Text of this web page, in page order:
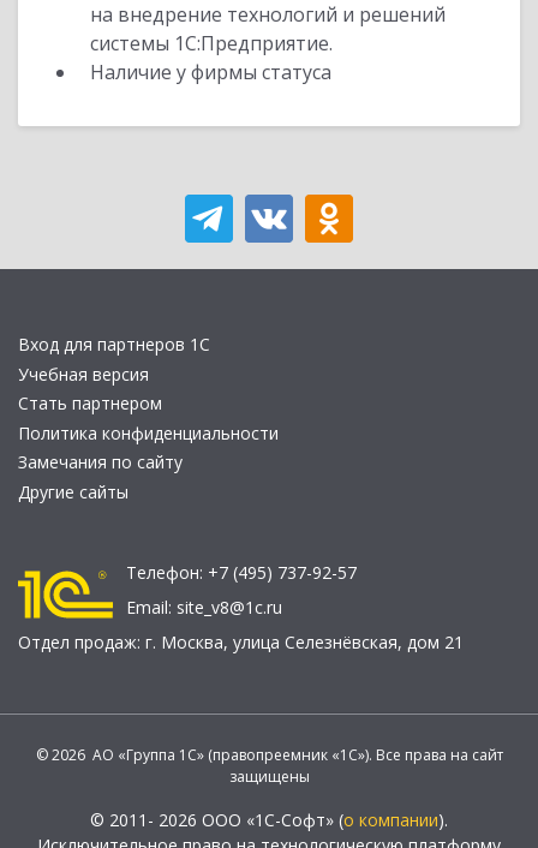
на внедрение технологий и решений
системы 1С:Предприятие.
Наличие у фирмы статуса
Вход для партнеров 1С
Учебная версия
Стать партнером
Политика конфиденциальности
Замечания по сайту
Другие сайты
Телефон: +7 (495) 737-92-57
Email: site_v8@1c.ru
Отдел продаж: г. Москва, улица Селезнёвская, дом 21
© 2026 АО «Группа 1С» (правопреемник «1С»). Все права на сайт
защищены
© 2011- 2026 ООО «1С-Софт» (о компании).